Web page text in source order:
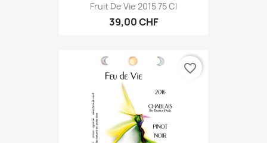
Fruit De Vie 2015 75 Cl
39,00 CHF
favorite_border